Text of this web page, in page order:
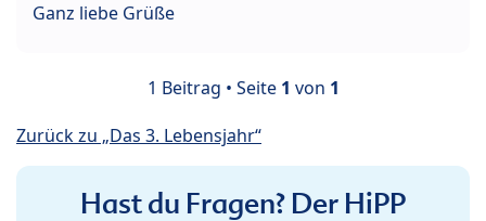
Ganz liebe Grüße
1 Beitrag • Seite 1 von 1
Zurück zu „Das 3. Lebensjahr“
Hast du Fragen? Der HiPP